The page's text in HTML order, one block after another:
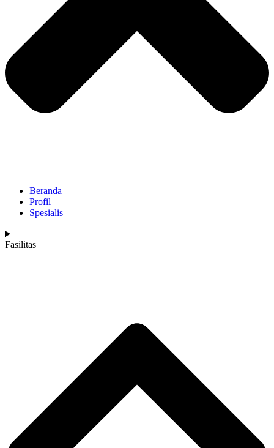
Beranda
Profil
Spesialis
Fasilitas